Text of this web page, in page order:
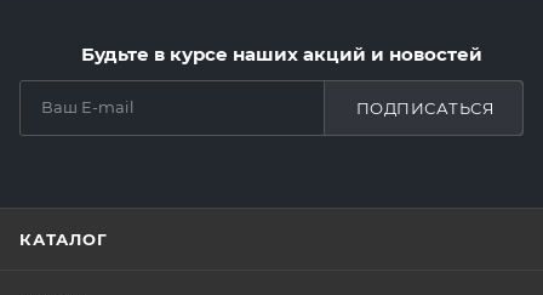
Будьте в курсе наших акций и новостей
ПОДПИСАТЬСЯ
КАТАЛОГ